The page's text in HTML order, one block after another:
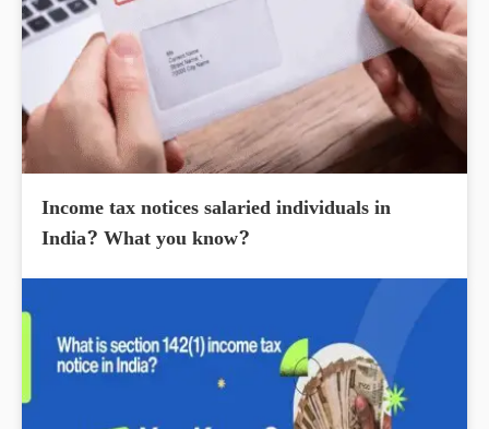
Income tax notices salaried individuals in
India? What you know?